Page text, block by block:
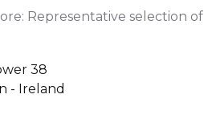
Representative selection of
38
- Ireland